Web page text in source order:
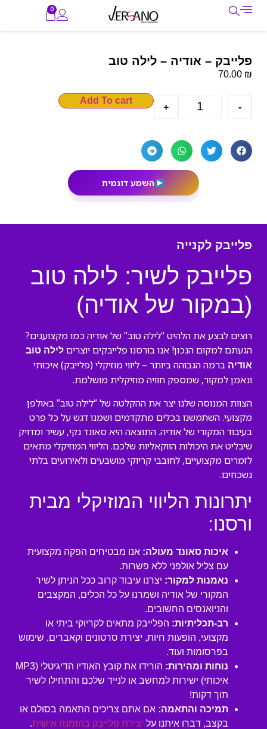
0
פלייבק – אודיה – לילה טוב
70.00 ₪
-
+
Add To cart
השמע דוגמית
פלייבק לקנייה
פלייבק לשיר: לילה טוב
(במקור של אודיה)
רוצים לבצע את הלהיט “לילה טוב” של אודיה כמו מקצוענים?
הגעתם למקום הנכון! אנו בורסנו פלייבקים יוצרים לילה טוב
אודיה ברמה הגבוהה ביותר – ליווי מוזיקלי (פלייבק) איכותי
ונאמן למקור, שמספק חוויה מוזיקלית מושלמת.
הצוות המנוסה שלנו יצר את ההקלטה של “לילה טוב” באולפן
מקצועי. השתמשנו בכלים מתקדמים ושמנו דגש על כל פרט
בעיבוד המקורי של אודיה. התוצאה היא סאונד נקי, עשיר ומדויק
שיבליט את היכולות הווקאליות שלכם. הליווי המוזיקלי מתאים
לזמרים מקצועיים, לחובבי קריוקי מושבעים ולאירועים בלתי
נשכחים.
יתרונות הליווי המוזיקלי מבית
ורסנו:
איכות סאונד מעולה: אנו מבטיחים הפקה מקצועית
עם צליל אולפני ללא פשרות.
נאמנות למקור: יצרנו עיבוד קרוב ככל הניתן לשיר
המקורי של אודיה ושמרנו על כל הכלים, המקצבים
והניואנסים החשובים.
רב-תכליתיות: הפלייבק מתאים לקריוקי ביתי או
מקצועי, הופעות חיות, יצירת סרטונים וקאברים, שימוש
בפרסומות ועוד.
נוחות ומהירות:
הורידו את קובץ האודיו הדיגיטלי (MP3
איכותי) ישירות למחשב או לנייד שלכם והתחילו לשיר
תוך דקות!
תמיכה והתאמה: אם אתם צריכים התאמה בסולם או
בקצב, דברו איתנו על יצירת פלייבק בהזמנה אישית.